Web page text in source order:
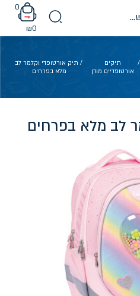
0
₪0
/
תיקים
אורטופדיים מודן
/ תיק אורטופדי וקלמר לב
מלא בפרחים
לב מלא בפרחים